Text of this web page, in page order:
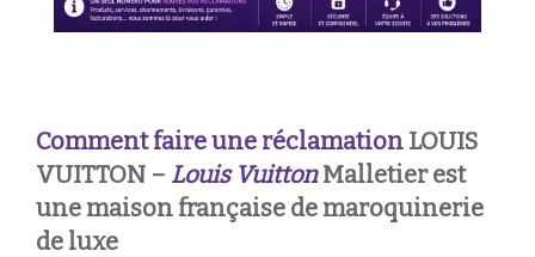
Comment faire une réclamation LOUIS
VUITTON – Louis VuittonMalletier est
une maison française de maroquinerie
de luxe